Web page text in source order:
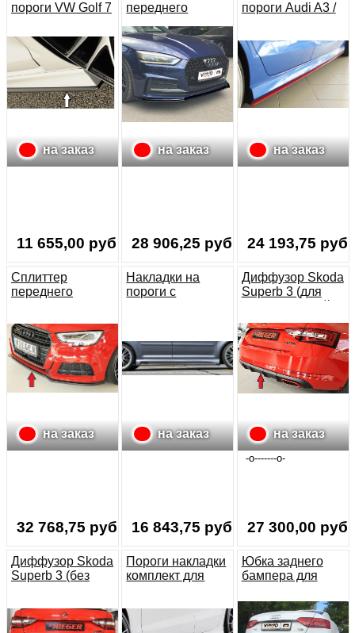
пороги VW Golf 7
дв.)
на заказ
11 655,00 руб.
переднего
S-line и S5 F5
RIEGER
на заказ
28 906,25 руб.
пороги Audi A3 /
на заказ
24 193,75 руб.
Сплиттер
переднего
S-line
на заказ
32 768,75 руб.
Накладки на
пороги с
на заказ
16 843,75 руб.
Диффузор Skoda
Superb 3 (для
(под покраску)
на заказ
-o-------o-
27 300,00 руб.
Диффузор Skoda
Superb 3 (без
Пороги накладки
комплект для
Юбка заднего
бампера для
S5) sportback до
рестайлинга